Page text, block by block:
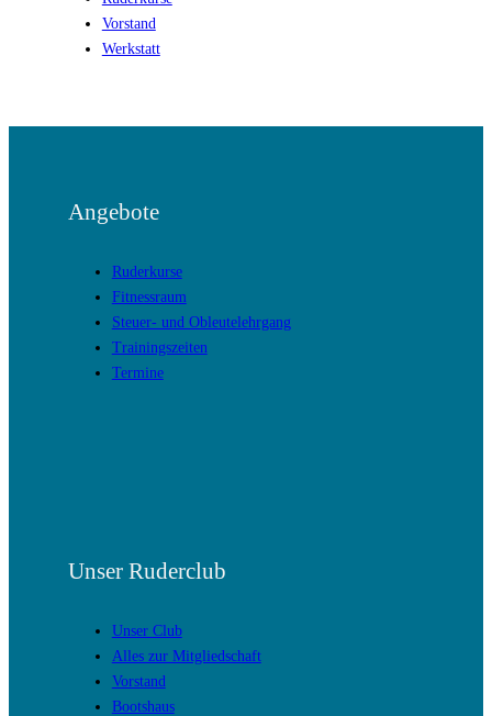
Vorstand
Werkstatt
Angebote
Ruderkurse
Fitnessraum
Steuer- und Obleutelehrgang
Trainingszeiten
Termine
Unser Ruderclub
Unser Club
Alles zur Mitgliedschaft
Vorstand
Bootshaus